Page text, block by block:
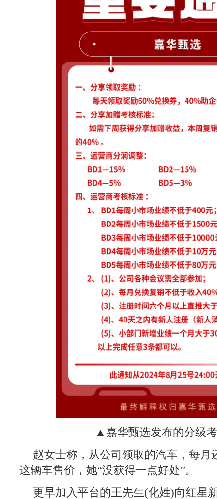
▲嘉华甄选发布的分级
赵女士称，从公司领取的汽车，每月
这辆车售价，她“没获得一点好处”。
更早加入平台的王先生(化姓)向红星